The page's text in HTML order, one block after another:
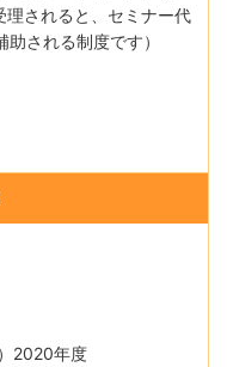
理されると、セミナー代
される制度です）
2020年度